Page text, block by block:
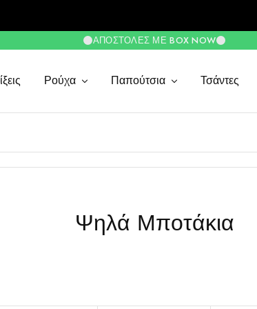
ΑΠΟΣΤΟΛΈΣ ΜΕ BOX NOW
Ρούχα Παπούτσια Τσάντες
Ψηλά Μποτάκια